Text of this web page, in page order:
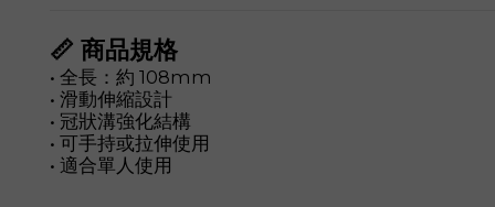
📏 商品規格
• 全長：約 108mm
• 滑動伸縮設計
• 冠狀溝強化結構
• 可手持或拉伸使用
• 適合單人使用